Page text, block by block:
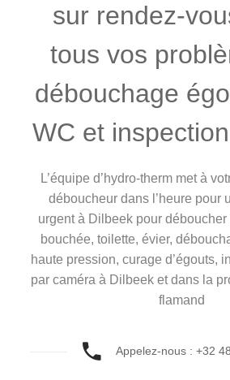
sur rendez-
tous vos
débouchage
WC et
L’équipe d’hydro-therm met à
déboucheur dans l’heure pour
urgent à Dilbeek pour
bouchée, toilette, évier,
haute pression, curage d’égouts,
par caméra à Dilbeek et dans la
flamand
Appelez-nous : +32